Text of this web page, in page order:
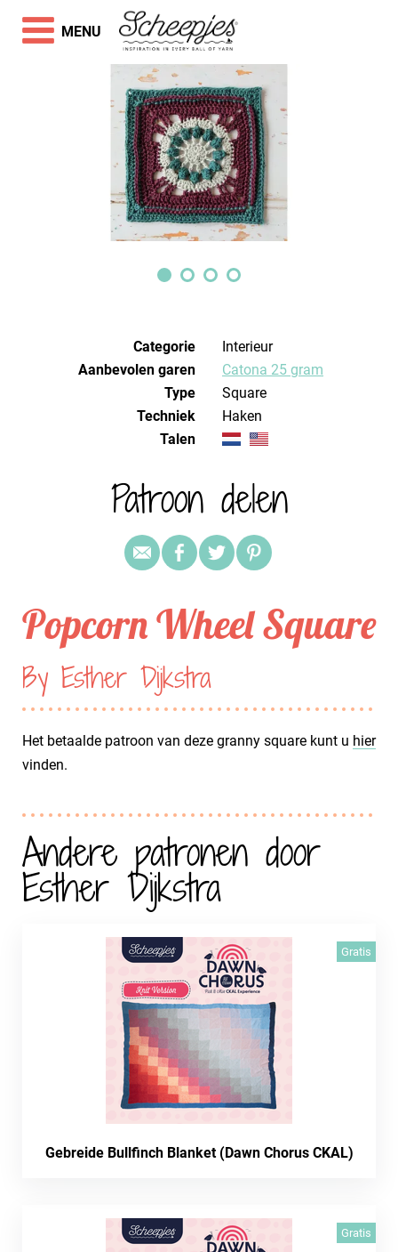
Categorie
Interieur
Aanbevolen garen
Catona 25 gram
Type
Square
Techniek
haken
Talen
Patroon delen
Popcorn Wheel Square
By Esther Dijkstra
Het betaalde patroon van deze granny square kunt u hier
vinden.
Andere patronen door
Esther Dijkstra
Gratis
Gebreide Bullfinch Blanket (Dawn Chorus CKAL)
Gratis
MENU